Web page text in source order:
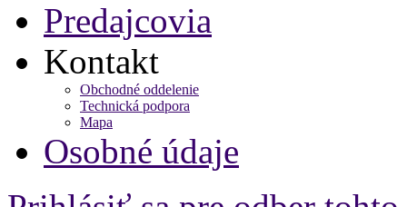
Predajcovia
Kontakt
Obchodné oddelenie
Technická podpora
Mapa
Osobné údaje